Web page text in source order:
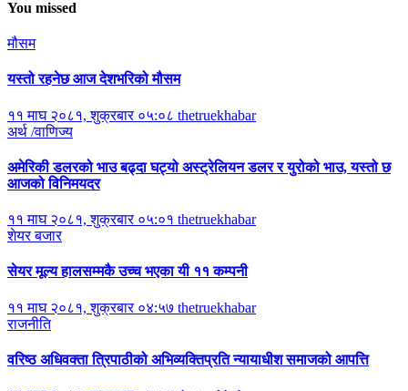
You missed
मौसम
यस्तो रहनेछ आज देशभरिको मौसम
११ माघ २०८१, शुक्रबार ०५:०८ thetruekhabar
अर्थ /वाणिज्य
अमेरिकी डलरको भाउ बढ्दा घट्यो अस्ट्रेलियन डलर र युरोको भाउ, यस्तो छ
आजको विनिमयदर
११ माघ २०८१, शुक्रबार ०५:०१ thetruekhabar
शेयर बजार
सेयर मूल्य हालसम्मकै उच्च भएका यी ११ कम्पनी
११ माघ २०८१, शुक्रबार ०४:५७ thetruekhabar
राजनीति
वरिष्ठ अधिवक्ता त्रिपाठीको अभिव्यक्तिप्रति न्यायाधीश समाजको आपत्ति